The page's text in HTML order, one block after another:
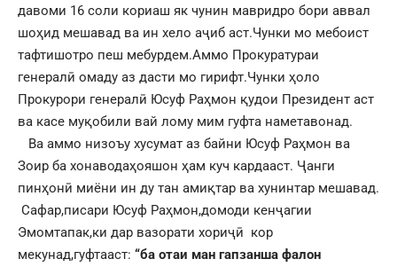
давоми 16 соли кориаш як чунин мавридро бори аввал
шоҳид мешавад ва ин хело аҷиб аст.Чунки мо мебоист
тафтишотро пеш мебурдем.Аммо Прокуратураи
генералӣ омаду аз дасти мо гирифт.Чунки ҳоло
Прокурори генералӣ Юсуф Раҳмон қудои Президент аст
ва касе муқобили вай лому мим гуфта наметавонад.
Ва аммо низоъу хусумат аз байни Юсуф Раҳмон ва
Зоир ба хонаводаҳояшон ҳам куч кардааст. Ҷанги
пинҳонӣ миёни ин ду тан амиқтар ва хунинтар мешавад.
Сафар,писари Юсуф Раҳмон,домоди кенҷагии
Эмомтапак,ки дар вазорати хориҷӣ кор
мекунад,гуфтааст: “ба отаи ман гапзанша фалон